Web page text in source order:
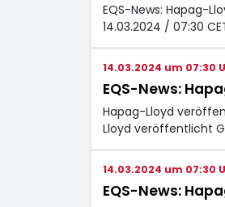
EQS-News: Hapag-
14.03.2024 / 07:30
14.03.2024 um 07:30
EQS-News:
Hapag-Lloyd
Lloyd veröffentlicht
14.03.2024 um 07:30
EQS-News: